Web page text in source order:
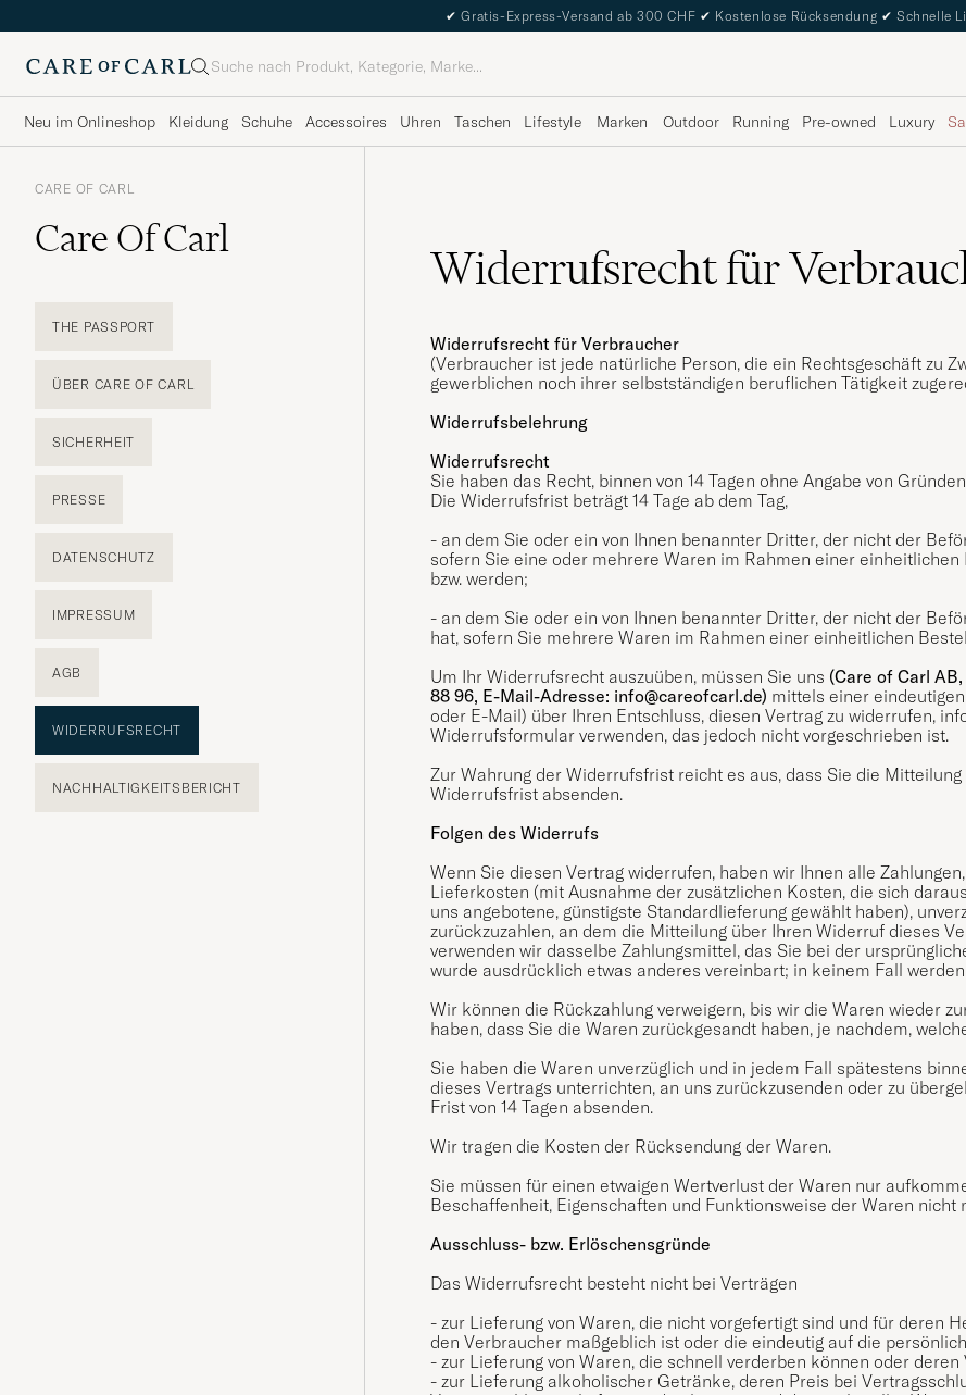
✔ Gratis-Express-Versand ab 300 CHF ✔ Kostenlose Rücksendung ✔ Schnelle
Suche
Neu im Onlineshop Kleidung Schuhe Accessoires Uhren Taschen Lifestyle Marken Outdoor Running Pre-owned Luxury
CARE OF CARL
Care Of Carl
THE PASSPORT
ÜBER CARE OF CARL
SICHERHEIT
PRESSE
DATENSCHUTZ
IMPRESSUM
AGB
WIDERRUFSRECHT
NACHHALTIGKEITSBERICHT
Widerrufsrecht für
Widerrufsrecht für Verbraucher
(Verbraucher ist jede natürliche Person, die ein Rechtsgeschäft zu
gewerblichen noch ihrer selbstständigen beruflichen Tätigkeit
Widerrufsbelehrung
Widerrufsrecht
Sie haben das Recht, binnen von 14 Tagen ohne Angabe von
Die Widerrufsfrist beträgt 14 Tage ab dem Tag,
- an dem Sie oder ein von Ihnen benannter Dritter, der nicht der
sofern Sie eine oder mehrere Waren im Rahmen einer
bzw. werden;
- an dem Sie oder ein von Ihnen benannter Dritter, der nicht der
hat, sofern Sie mehrere Waren im Rahmen einer einheitlichen
Um Ihr Widerrufsrecht auszuüben, müssen Sie uns (Care of Carl
88 96, E-Mail-Adresse: info@careofcarl.de) mittels einer
oder E-Mail) über Ihren Entschluss, diesen Vertrag zu widerrufen,
Widerrufsformular verwenden, das jedoch nicht vorgeschrieben ist.
Zur Wahrung der Widerrufsfrist reicht es aus, dass Sie die
Widerrufsfrist absenden.
Folgen des Widerrufs
Wenn Sie diesen Vertrag widerrufen, haben wir Ihnen alle
Lieferkosten (mit Ausnahme der zusätzlichen Kosten, die sich
uns angebotene, günstigste Standardlieferung gewählt haben),
zurückzuzahlen, an dem die Mitteilung über Ihren Widerruf dieses
verwenden wir dasselbe Zahlungsmittel, das Sie bei der
wurde ausdrücklich etwas anderes vereinbart; in keinem Fall
Wir können die Rückzahlung verweigern, bis wir die Waren wieder
haben, dass Sie die Waren zurückgesandt haben, je nachdem,
Sie haben die Waren unverzüglich und in jedem Fall spätestens
dieses Vertrags unterrichten, an uns zurückzusenden oder zu
Frist von 14 Tagen absenden.
Wir tragen die Kosten der Rücksendung der Waren.
Sie müssen für einen etwaigen Wertverlust der Waren nur
Beschaffenheit, Eigenschaften und Funktionsweise der Waren
Ausschluss- bzw. Erlöschensgründe
Das Widerrufsrecht besteht nicht bei Verträgen
- zur Lieferung von Waren, die nicht vorgefertigt sind und für deren
den Verbraucher maßgeblich ist oder die eindeutig auf die
- zur Lieferung von Waren, die schnell verderben können oder
- zur Lieferung alkoholischer Getränke, deren Preis bei